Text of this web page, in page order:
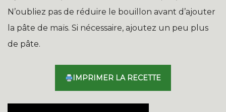
N’oubliez pas de réduire le bouillon avant d’ajouter
la pâte de maïs. Si nécessaire, ajoutez un peu plus
de pâte.
IMPRIMER LA RECETTE